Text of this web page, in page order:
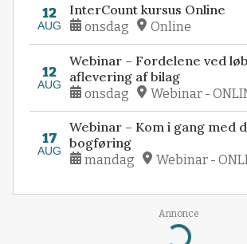
12
AUG
InterCount kursus Online
onsdag Online
12
AUG
Webinar – Fordelene ved
aflevering af bilag
onsdag Webinar -
17
AUG
Webinar – Kom i gang med
bogføring
mandag Webinar -
Annonce